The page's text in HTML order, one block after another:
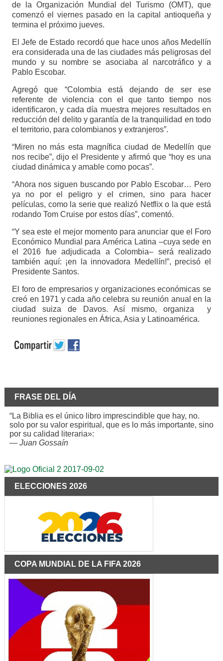
de la Organización Mundial del Turismo (OMT), que
comenzó el viernes pasado en la capital antioqueña y
termina el próximo jueves.
El Jefe de Estado recordó que hace unos años Medellín
era considerada una de las ciudades más peligrosas del
mundo y su nombre se asociaba al narcotráfico y a
Pablo Escobar.
Agregó que “Colombia está dejando de ser ese
referente de violencia con el que tanto tiempo nos
identificaron, y cada día muestra mejores resultados en
reducción del delito y garantía de la tranquilidad en todo
el territorio, para colombianos y extranjeros”.
“Miren no más esta magnífica ciudad de Medellín que
nos recibe”, dijo el Presidente y afirmó que “hoy es una
ciudad dinámica y amable como pocas”.
“Ahora nos siguen buscando por Pablo Escobar… Pero
ya no por el peligro y el crimen, sino para hacer
películas, como la serie que realizó Netflix o la que está
rodando Tom Cruise por estos días”, comentó.
“Y sea este el mejor momento para anunciar que el Foro
Económico Mundial para América Latina –cuya sede en
el 2016 fue adjudicada a Colombia– será realizado
también aquí: ¡en la innovadora Medellín!”, precisó el
Presidente Santos.
El foro de empresarios y organizaciones económicas se
creó en 1971 y cada año celebra su reunión anual en la
ciudad suiza de Davos. Así mismo, organiza y
reuniones regionales en África, Asia y Latinoamérica.
FRASE DEL DÍA
“La Biblia es el único libro imprescindible que hay, no.
solo por su valor espiritual, que es lo más importante, sino
por su calidad literaria»:
— Juan Gossaín
ELECCIONES 2026
COPA MUNDIAL DE LA FIFA 2026